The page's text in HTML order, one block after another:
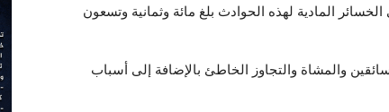
المادية لهذه الحوادث بلغ مائة وثمانية وتسعون
والمشاة والتجاوز الخاطئ بالإضافة إلى أسباب